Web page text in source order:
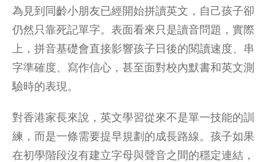
為見到同齡小朋友已經開始拼讀英文，自己孩子卻
仍然只靠死記單字。表面看來只是讀音問題，實際
上，拼音基礎會直接影響孩子日後的閱讀速度、串
字準確度、寫作信心，甚至面對校內默書和英文測
驗時的表現。
對香港家長來說，英文學習從來不是單一技能的訓
練，而是一條需要提早規劃的成長路線。孩子如果
在初學階段沒有建立字母與聲音之間的穩定連結，